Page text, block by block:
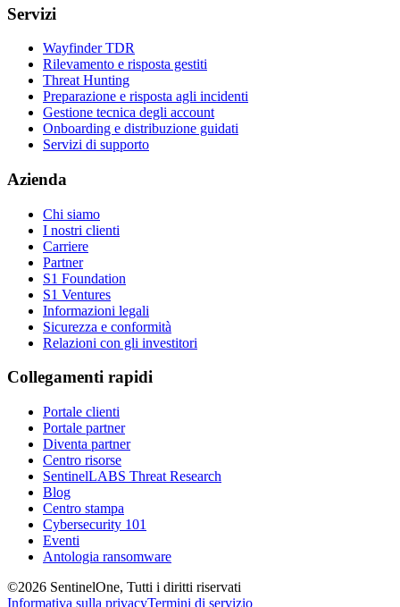
Servizi
Wayfinder TDR
Rilevamento e risposta gestiti
Threat Hunting
Preparazione e risposta agli incidenti
Gestione tecnica degli account
Onboarding e distribuzione guidati
Servizi di supporto
Azienda
Chi siamo
I nostri clienti
Carriere
Partner
S1 Foundation
S1 Ventures
Informazioni legali
Sicurezza e conformità
Relazioni con gli investitori
Collegamenti rapidi
Portale clienti
Portale partner
Diventa partner
Centro risorse
SentinelLABS Threat Research
Blog
Centro stampa
Cybersecurity 101
Eventi
Antologia ransomware
©2026 SentinelOne, Tutti i diritti riservati
Informativa sulla privacyTermini di servizio